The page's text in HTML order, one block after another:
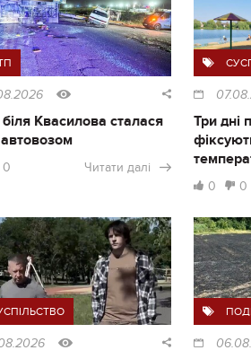
Квасилова сталася
0 Читати далі
Три дні
0 0